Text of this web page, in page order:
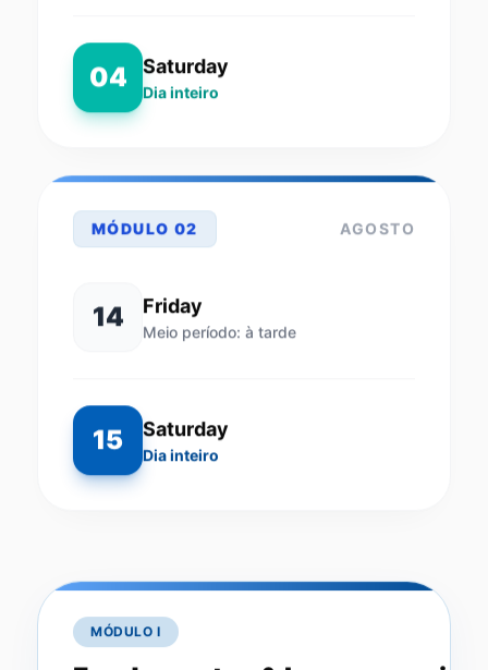
04 Saturday
Dia inteiro
MÓDULO 02 AGOSTO
14 Friday
Meio período: à tarde
15 Saturday
Dia inteiro
MÓDULO I